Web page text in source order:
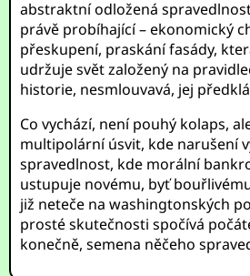
abstraktní odložená
právě probíhající – ekonomický
přeskupení, praskání fasády,
udržuje svět založený na
historie, nesmlouvavá, jej
Co vychází, není pouhý kolaps,
multipolární úsvit, kde narušení
spravedlnost, kde morální
ustupuje novému, byť
již neteče na washingtonských
prosté skutečnosti spočívá
konečně, semena něčeho